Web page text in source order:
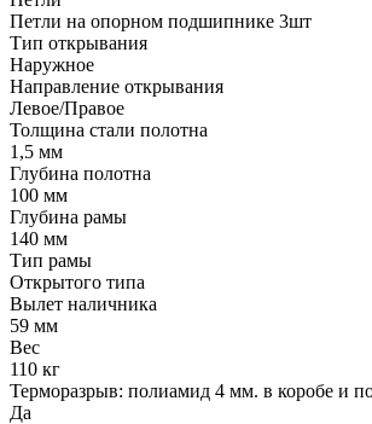
Петли на опорном подшипнике 3шт
Тип открывания
Наружное
Направление открывания
Левое/Правое
Толщина стали полотна
1,5 мм
Глубина полотна
100 мм
Глубина рамы
140 мм
Тип рамы
Открытого типа
Вылет наличника
59 мм
Вес
110 кг
Терморазрыв: полиамид 4 мм. в коробе и
Да